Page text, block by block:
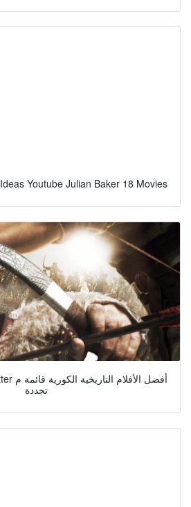
20 افلام كورية مترجمة Ideas Youtube Julian Baker 18 Movies
تجددة